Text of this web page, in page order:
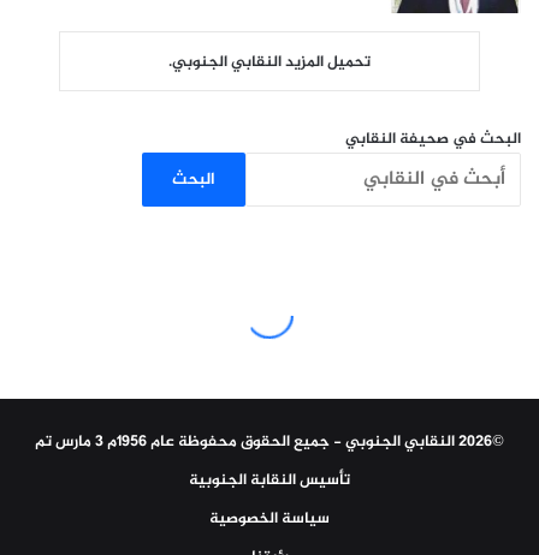
تحميل المزيد النقابي الجنوبي.
البحث في صحيفة النقابي
البحث
©2026 النقابي الجنوبي - جميع الحقوق محفوظة عام 1956م 3 مارس تم
تأسيس النقابة الجنوبية
سياسة الخصوصية